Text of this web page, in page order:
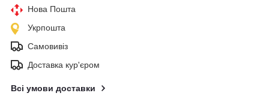
Нова Пошта
Укрпошта
Самовивіз
Доставка кур'єром
Всі умови доставки